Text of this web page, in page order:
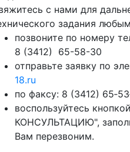
с нами для
задания
позвоните по номеру
8 (3412) 65-58-30
отправьте заявку по
18.ru
по факсу: 8 (3412)
воспользуйтесь
КОНСУЛЬТАЦИЮ",
Вам перезвоним.